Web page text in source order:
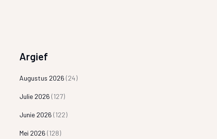
Argief
Augustus 2026 (24)
Julie 2026 (127)
Junie 2026 (122)
Mei 2026 (128)